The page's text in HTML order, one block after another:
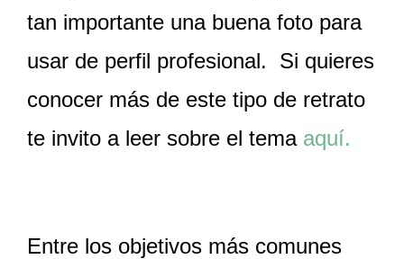
tan importante una buena foto para
usar de perfil profesional. Si quieres
conocer más de este tipo de retrato
te invito a leer sobre el tema aquí.
Entre los objetivos más comunes